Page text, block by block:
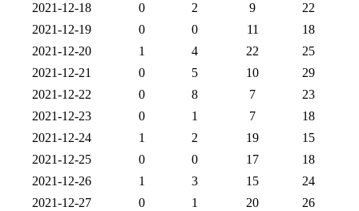
2021-12-18 0 2 9
22
2021-12-19
0 0 11
18
2021-12-20
1 4 22
25
2021-12-21
0 5 10
29
2021-12-22
0 8 7
23
2021-12-23
0 1 7
18
2021-12-24
1 2 19
15
2021-12-25
0 0 17
18
2021-12-26
1 3 15
24
2021-12-27
0 1 20
26